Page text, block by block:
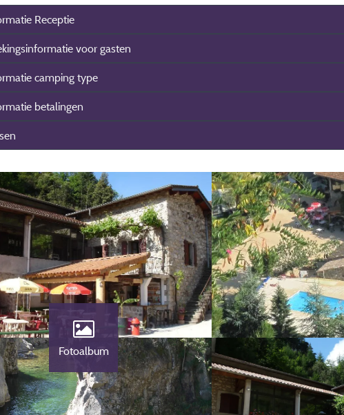
Receptie
voor gasten
camping type
betalingen
Fotoalbum